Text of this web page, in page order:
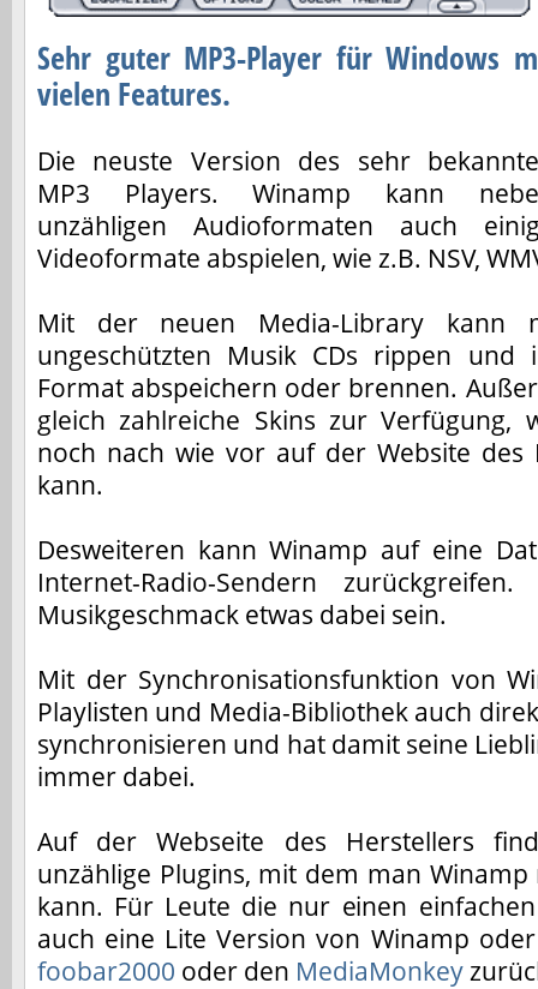
Sehr guter MP3-Player für Windows
vielen Features.
Die neuste Version des sehr
MP3 Players. Winamp kann
unzähligen Audioformaten auch
Videoformate abspielen, wie z.B. NSV,
Mit der neuen Media-Library kann
ungeschützten Musik CDs rippen und
Format abspeichern oder brennen.
gleich zahlreiche Skins zur Verfügung,
noch nach wie vor auf der Website des
kann.
Desweiteren kann Winamp auf eine
Internet-Radio-Sendern
Musikgeschmack etwas dabei sein.
Mit der Synchronisationsfunktion von
Playlisten und Media-Bibliothek auch
synchronisieren und hat damit seine
immer dabei.
Auf der Webseite des Herstellers
unzählige Plugins, mit dem man
kann. Für Leute die nur einen
auch eine Lite Version von Winamp
foobar2000 oder den MediaMonkey